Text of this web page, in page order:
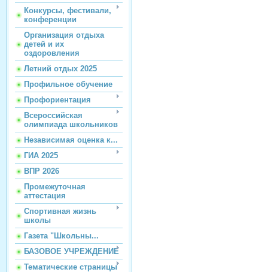
Конкурсы, фестивали,
конференции
Организация отдыха
детей и их
оздоровления
Летний отдых 2025
Профильное обучение
Профориентация
Всероссийская
олимпиада школьников
Независимая оценка к...
ГИА 2025
ВПР 2026
Промежуточная
аттестация
Спортивная жизнь
школы
Газета "Школьны...
БАЗОВОЕ УЧРЕЖДЕНИЕ
Тематические страницы